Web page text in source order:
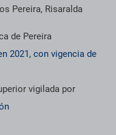
Pereira, Risaralda
de Pereira
2021, con vigencia de
vigilada por